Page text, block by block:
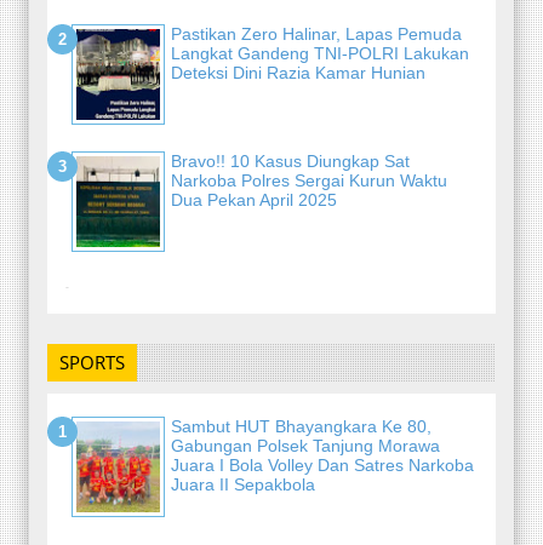
Pastikan Zero Halinar, Lapas Pemuda
Langkat Gandeng TNI-POLRI Lakukan
Deteksi Dini Razia Kamar Hunian
Bravo!! 10 Kasus Diungkap Sat
Narkoba Polres Sergai Kurun Waktu
Dua Pekan April 2025
-
SPORTS
Sambut HUT Bhayangkara Ke 80,
Gabungan Polsek Tanjung Morawa
Juara I Bola Volley Dan Satres Narkoba
Juara II Sepakbola